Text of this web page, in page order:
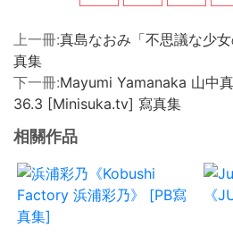
上一冊:真島なおみ「不思議な少
真集
下一冊:Mayumi Yamanaka 山中
36.3 [Minisuka.tv] 寫真集
相關作品